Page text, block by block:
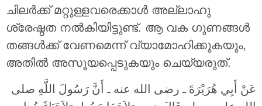
ചിലര്‍ക്ക് മറ്റുള്ളവരെക്കാള്‍ അല്ലാഹു
ശ്രേഷ്ഠത നല്‍കിയിട്ടുണ്ട്. ആ വക ഗുണങ്ങള്‍
തങ്ങള്‍ക്ക് വേണമെന്ന് വ്യാമോഹിക്കുകയും,
അതില്‍ അസൂയപ്പെടുകയും ചെയ്യരുത്.
عَنْ أَبِي هُرَيْرَةَ ـ رضى الله عنه ـ أَنَّ رَسُولَ اللَّهِ صلى